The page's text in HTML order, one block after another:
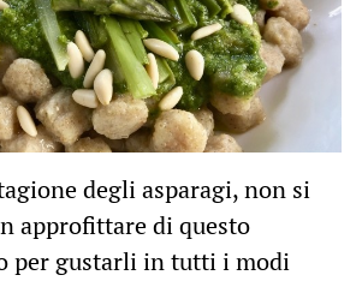
degli asparagi, non si
approfittare di questo
per gustarli in tutti i modi